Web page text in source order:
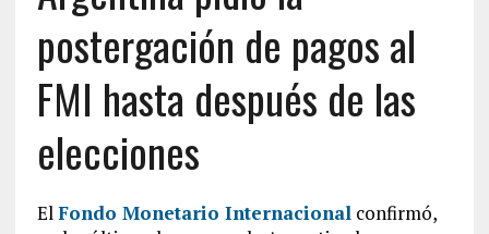
postergación de pagos al
FMI hasta después de las
elecciones
ElFondo Monetario Internacionalconfirmó,